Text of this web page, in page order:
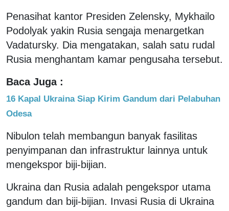
Penasihat kantor Presiden Zelensky, Mykhailo
Podolyak yakin Rusia sengaja menargetkan
Vadatursky. Dia mengatakan, salah satu rudal
Rusia menghantam kamar pengusaha tersebut.
Baca Juga :
16 Kapal Ukraina Siap Kirim Gandum dari Pelabuhan
Odesa
Nibulon telah membangun banyak fasilitas
penyimpanan dan infrastruktur lainnya untuk
mengekspor biji-bijian.
Ukraina dan Rusia adalah pengekspor utama
gandum dan biji-bijian. Invasi Rusia di Ukraina